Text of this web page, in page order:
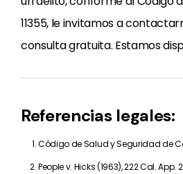
11355, le invitamos a
consulta gratuita. Estamos
Referencias legales:
Código de Salud y Seguridad de
People v. Hicks (1963), 222 Cal. App.